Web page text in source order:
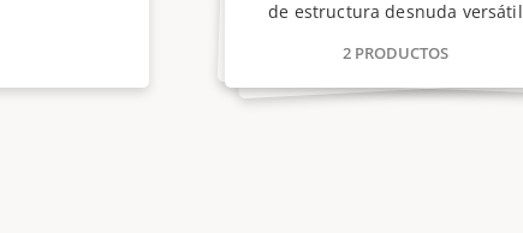
2 PRODUCTOS
de estructura desnuda versátil